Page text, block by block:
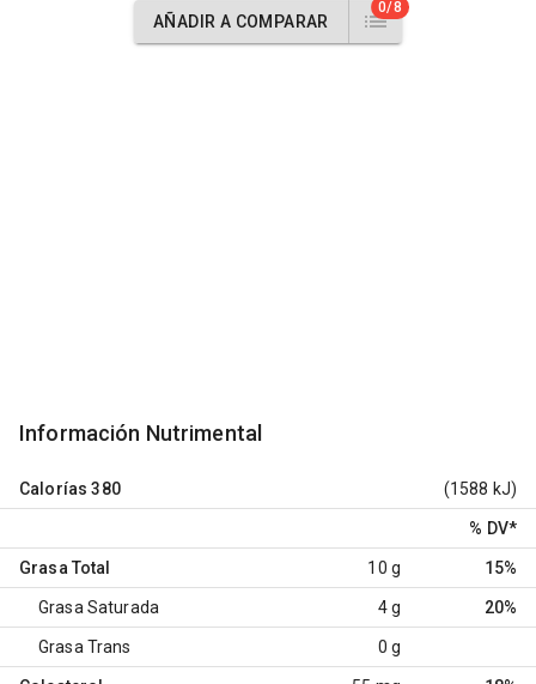
AÑADIR A COMPARAR
0/8
Información Nutrimental
Calorías 380 (1588 kJ)
% DV*
Grasa Total 10 g 15%
Grasa Saturada 4 g 20%
Grasa Trans 0 g